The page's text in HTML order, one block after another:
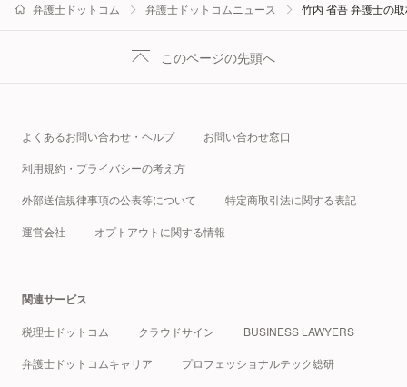
弁護士ドットコム 弁護士ドットコムニュース 竹内 省吾 弁護士の
このページの先頭へ
よくあるお問い合わせ・ヘルプ お問い合わせ窓口
利用規約・プライバシーの考え方
外部送信規律事項の公表等について 特定商取引法に関する表記
運営会社 オプトアウトに関する情報
関連サービス
税理士ドットコム クラウドサイン BUSINESS LAWYERS
弁護士ドットコムキャリア プロフェッショナルテック総研